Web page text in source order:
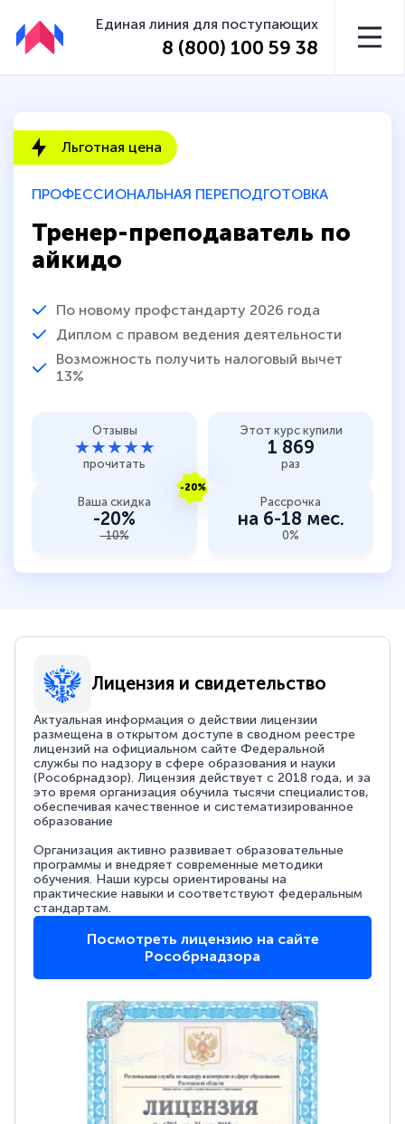
Единая линия для поступающих
8 (800) 100 59 38
ПРОФЕССИОНАЛЬНАЯ ПЕРЕПОДГОТОВКА
Тренер-преподаватель по
айкидо
По новому профстандарту 2026 года
Диплом с правом ведения деятельности
Возможность получить налоговый вычет
13%
Льготная цена
Отзывы
★★★★★
прочитать
Этот курс купили
1 869
раз
-20%
Ваша скидка
-20%
-10%
Рассрочка
на 6-18 мес.
0%
Лицензия и свидетельство
Актуальная информация о действии лицензии
размещена в открытом доступе в сводном реестре
лицензий на официальном сайте Федеральной
службы по надзору в сфере образования и науки
(Рособрнадзор). Лицензия действует с 2018 года, и за
это время организация обучила тысячи специалистов,
обеспечивая качественное и систематизированное
образование
Организация активно развивает образовательные
программы и внедряет современные методики
обучения. Наши курсы ориентированы на
практические навыки и соответствуют федеральным
стандартам.
Посмотреть лицензию на сайте
Рособрнадзора